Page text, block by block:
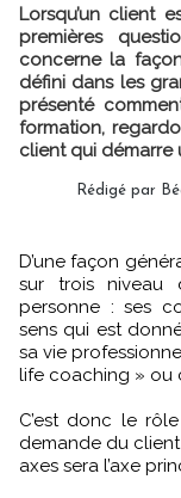
Lorsqu’un client
premières
concerne la
défini dans les
présenté
formation,
client qui démarre
Rédigé par
D’une façon générale, la démarche de coaching intervient
sur trois niveau
personne : ses
sens qui est
sa vie
life coaching » ou
C’est donc le
demande du
axes sera l’axe